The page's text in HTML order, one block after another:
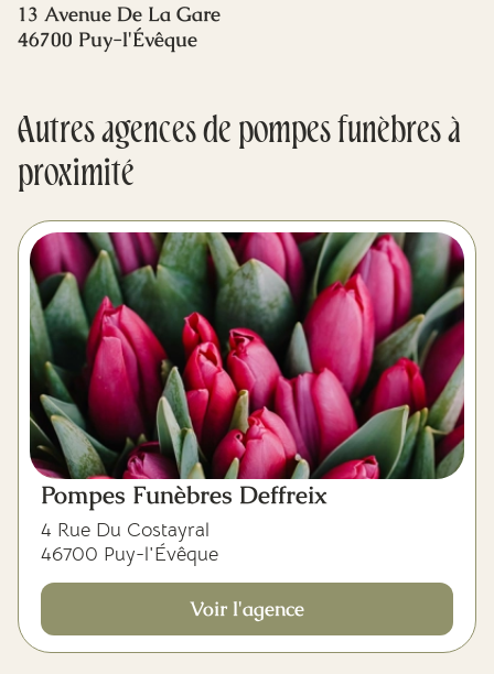
13 Avenue De La Gare
46700 Puy-l'Évêque
Autres agences de pompes funèbres à
proximité
Pompes Funèbres Deffreix
4 Rue Du Costayral
46700 Puy-l'Évêque
Voir l'agence